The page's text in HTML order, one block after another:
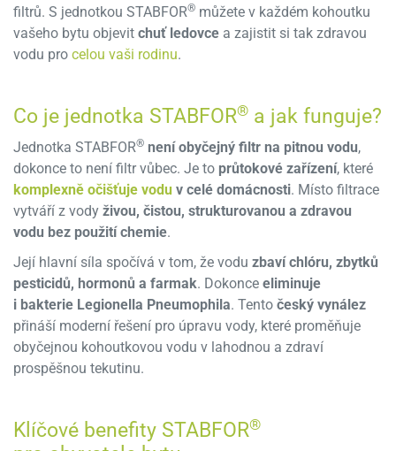
filtrů. S jednotkou STABFOR® můžete v každém kohoutku
vašeho bytu objevit chuť ledovce a zajistit si tak zdravou
vodu pro celou vaši rodinu.
Co je jednotka STABFOR® a jak funguje?
Jednotka STABFOR® není obyčejný filtr na pitnou vodu,
dokonce to není filtr vůbec. Je to průtokové zařízení, které
komplexně očišťuje vodu v celé domácnosti. Místo filtrace
vytváří z vody živou, čistou, strukturovanou a zdravou
vodu bez použití chemie.
Její hlavní síla spočívá v tom, že vodu zbaví chlóru, zbytků
pesticidů, hormonů a farmak. Dokonce eliminuje
i bakterie Legionella Pneumophila. Tento český vynález
přináší moderní řešení pro úpravu vody, které proměňuje
obyčejnou kohoutkovou vodu v lahodnou a zdraví
prospěšnou tekutinu.
Klíčové benefity STABFOR®